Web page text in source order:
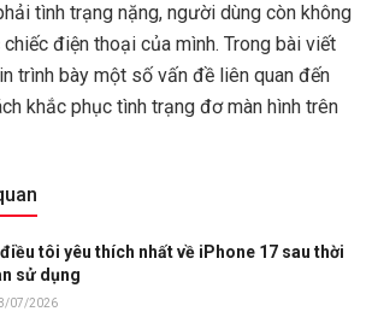
tình trạng nặng, người dùng còn không
điện thoại của mình. Trong bài viết
trình bày một số vấn đề liên quan đến
khắc phục tình trạng đơ màn hình trên
tôi yêu thích nhất về iPhone 17 sau thời
sử dụng
07/2026